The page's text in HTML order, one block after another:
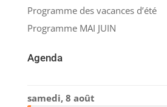
Programme des vacances d’été
Programme MAI JUIN
Agenda
samedi, 8 août